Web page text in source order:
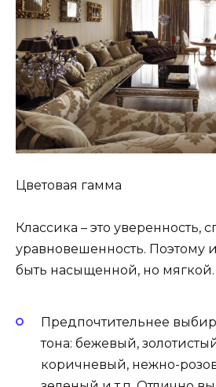
Цветовая гамма
Классика – это уверенность,
уравновешенность. Поэтому
быть насыщенной, но мягкой.
Предпочтительнее
тона: бежевый,
коричневый, нежно-